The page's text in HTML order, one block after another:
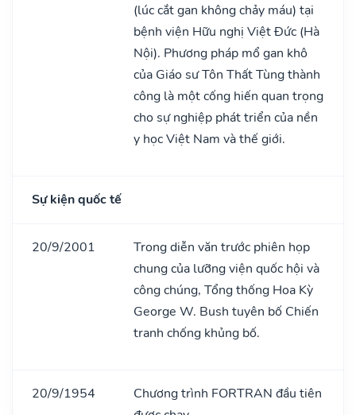
(lúc cắt gan không chảy máu) tại
bệnh viện Hữu nghị Việt Đức (Hà
Nội). Phương pháp mổ gan khô
của Giáo sư Tôn Thất Tùng thành
công là một cống hiến quan trọng
cho sự nghiệp phát triển của nền
y học Việt Nam và thế giới.
Sự kiện quốc tế
20/9/2001
Trong diễn văn trước phiên họp
chung của lưỡng viện quốc hội và
công chúng, Tổng thống Hoa Kỳ
George W. Bush tuyên bố Chiến
tranh chống khủng bố.
20/9/1954
Chương trình FORTRAN đầu tiên